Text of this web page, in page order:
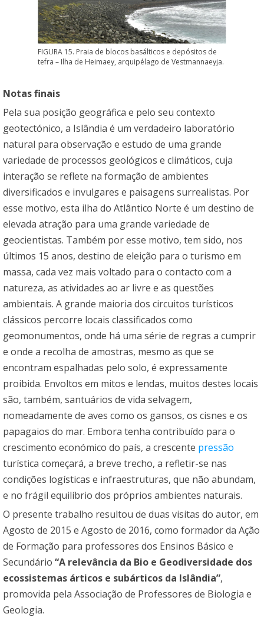
FIGURA 15. Praia de blocos basálticos e depósitos de
tefra – Ilha de Heimaey, arquipélago de Vestmannaeyja.
Notas finais
Pela sua posição geográfica e pelo seu contexto
geotectónico, a Islândia é um verdadeiro laboratório
natural para observação e estudo de uma grande
variedade de processos geológicos e climáticos, cuja
interação se reflete na formação de ambientes
diversificados e invulgares e paisagens surrealistas. Por
esse motivo, esta ilha do Atlântico Norte é um destino de
elevada atração para uma grande variedade de
geocientistas. Também por esse motivo, tem sido, nos
últimos 15 anos, destino de eleição para o turismo em
massa, cada vez mais voltado para o contacto com a
natureza, as atividades ao ar livre e as questões
ambientais. A grande maioria dos circuitos turísticos
clássicos percorre locais classificados como
geomonumentos, onde há uma série de regras a cumprir
e onde a recolha de amostras, mesmo as que se
encontram espalhadas pelo solo, é expressamente
proibida. Envoltos em mitos e lendas, muitos destes locais
são, também, santuários de vida selvagem,
nomeadamente de aves como os gansos, os cisnes e os
papagaios do mar. Embora tenha contribuído para o
crescimento económico do país, a crescente pressão
turística começará, a breve trecho, a refletir-se nas
condições logísticas e infraestruturas, que não abundam,
e no frágil equilíbrio dos próprios ambientes naturais.
O presente trabalho resultou de duas visitas do autor, em
Agosto de 2015 e Agosto de 2016, como formador da Ação
de Formação para professores dos Ensinos Básico e
Secundário “A relevância da Bio e Geodiversidade dos
ecossistemas árticos e subárticos da Islândia”,
promovida pela Associação de Professores de Biologia e
Geologia.